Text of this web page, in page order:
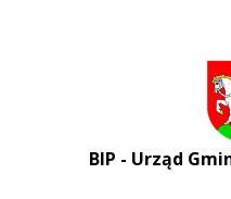
BIP - Urząd